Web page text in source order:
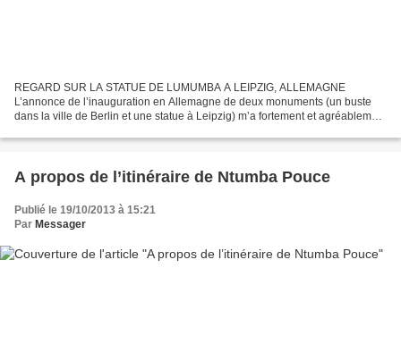
REGARD SUR LA STATUE DE LUMUMBA A LEIPZIG, ALLEMAGNE
L’annonce de l’inauguration en Allemagne de deux monuments (un buste
dans la ville de Berlin et une statue à Leipzig) m’a fortement et agréablement
A propos de l’itinéraire de Ntumba Pouce
Publié le 19/10/2013 à 15:21
Par Messager